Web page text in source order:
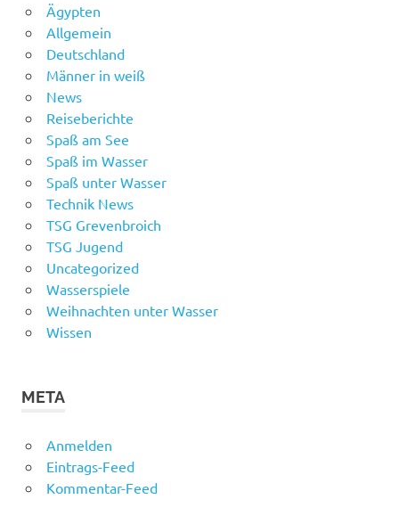
Ägypten
Allgemein
Deutschland
Männer in weiß
News
Reiseberichte
Spaß am See
Spaß im Wasser
Spaß unter Wasser
Technik News
TSG Grevenbroich
TSG Jugend
Uncategorized
Wasserspiele
Weihnachten unter Wasser
Wissen
META
Anmelden
Eintrags-Feed
Kommentar-Feed